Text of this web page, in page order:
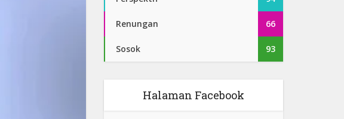
Renungan 66
Sosok 93
Halaman Facebook